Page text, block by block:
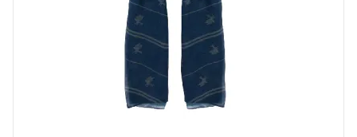
sur
la
page
du
produit